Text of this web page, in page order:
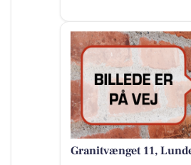
Granitvænget 11,